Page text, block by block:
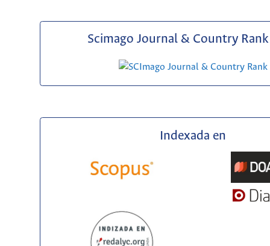
Scimago Journal & Country Rank
Indexada en